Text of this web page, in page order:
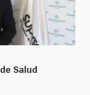
Salud